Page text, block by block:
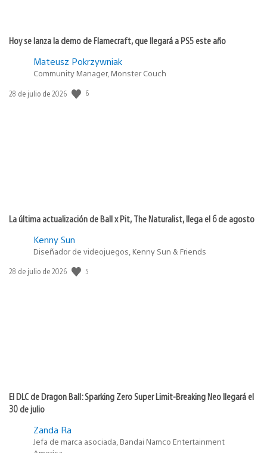
Hoy se lanza la demo de Flamecraft, que llegará a PS5 este año
Mateusz Pokrzywniak
Community Manager, Monster Couch
Fecha
28 de julio de 2026 6
La última actualización de Ball x Pit, The Naturalist, llega el 6 de agosto
Kenny Sun
Diseñador de videojuegos, Kenny Sun & Friends
Fecha
28 de julio de 2026 5
El DLC de Dragon Ball: Sparking Zero Super Limit-Breaking Neo llegará el
30 de julio
Zanda Ra
Jefa de marca asociada, Bandai Namco Entertainment